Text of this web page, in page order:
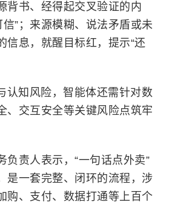
背书、经得起交叉验证的内
信”；来源模糊、说法矛盾或未
信息，就醒目标红，提示“还
认知风险，智能体还需针对数
、交互安全等关键风险点筑牢
负责人表示，“一句话点外卖”
是一套完整、闭环的流程，涉
购、支付、数据打通等上百个